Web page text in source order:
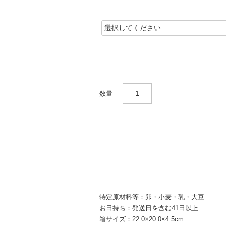
(
必
須
特定原材料等：卵・小麦・乳・大豆
お日持ち：発送日を含む41日以上
箱サイズ：22.0×20.0×4.5cm